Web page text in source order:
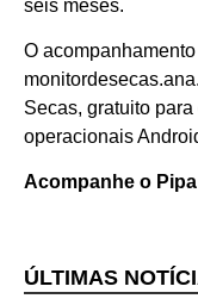
Comunidade
Acontece no
RN
Negócios na
Pipa
seis meses.
O
Secas, gratuito
operacionais
Acompanhe o
ÚLTIMAS